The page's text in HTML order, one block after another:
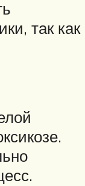
так как